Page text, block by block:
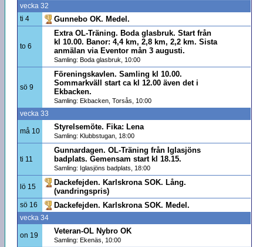
vecka 32
ti 4
Gunnebo OK. Medel.
to 6
Extra OL-Träning. Boda glasbruk. Start från
kl 10.00. Banor: 4,4 km, 2,8 km, 2,2 km. Sista
anmälan via Eventor mån 3 augusti.
Samling: Boda glasbruk, 10:00
sö 9
Föreningskavlen. Samling kl 10.00.
Sommarkväll start ca kl 12.00 även det i
Ekbacken.
Samling: Ekbacken, Torsås, 10:00
vecka 33
må 10 Styrelsemöte. Fika: Lena
Samling: Klubbstugan, 18:00
ti 11
Gunnardagen. OL-Träning från Iglasjöns
badplats. Gemensam start kl 18.15.
Samling: Iglasjöns badplats, 18:00
lö 15
Dackefejden. Karlskrona SOK. Lång.
(vandringspris)
sö 16 Dackefejden. Karlskrona SOK. Medel.
vecka 34
on 19 Veteran-OL Nybro OK
Samling: Ekenäs, 10:00